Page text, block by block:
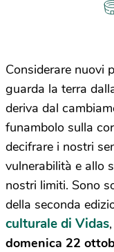
Considerare nuovi
guarda la terra
deriva dal
funambolo sulla
decifrare i nostri
vulnerabilità e allo
nostri limiti. Sono
della seconda
culturale di Vidas
domenica 22